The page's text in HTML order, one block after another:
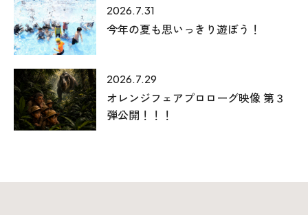
〒942-0072 新潟県上越市栄町2-11-40 1F
025-530-6711 (上越店)
0120-696-711 (フリーダイヤル)
2026.7.31
今年の夏も思いっきり遊ぼう！
2026.7.29
オレンジフェアプロローグ映像 第３
弾公開！！！